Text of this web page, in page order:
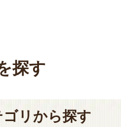
探す
ゴリから探す